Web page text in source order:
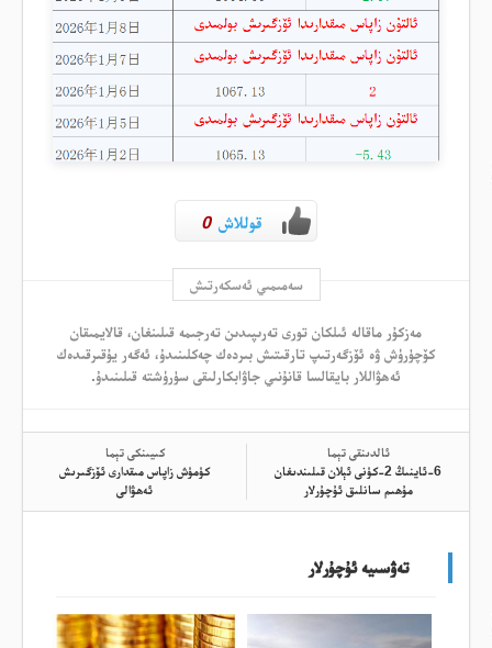
قوللاش 0
سەمىمىي ئەسكەرتىش
مەزكۇر ماقالە ئىلكان تورى تەرىپىدىن تەرجىمە قىلىنغان، قالايمىقان
كۆچۈرۈش ۋە ئۆزگەرتىپ تارقىتىش بىردەك چەكلىنىدۇ، ئەگەر يۇقىرقىدەك
ئەھۋاللار بايقالسا قانۇنىي جاۋابكارلىقى سۈرۈشتە قىلىنىدۇ.
ئالدىنقى تېما
6-ئاينىڭ 2-كۈنى ئېلان قىلىندىغان
مۇھىم سانلىق ئۇچۇرلار
كىيىنكى تېما
كۈمۈش زاپاس مىقدارى ئۆزگىرىش
ئەھۋالى
تەۋسىيە ئۇچۇرلار